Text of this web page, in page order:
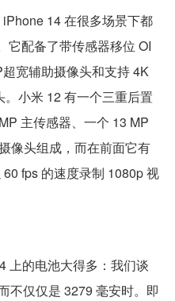
14 在很多场景下都
它配备了带传感器移位 OI
宽辅助摄像头和支持 4K
小米 12 有一个三重后置
主传感器、一个 13 MP
像头组成，而在前面它有
fps 的速度录制 1080p 视
上的电池大得多：我们谈
不仅仅是 3279 毫安时。即